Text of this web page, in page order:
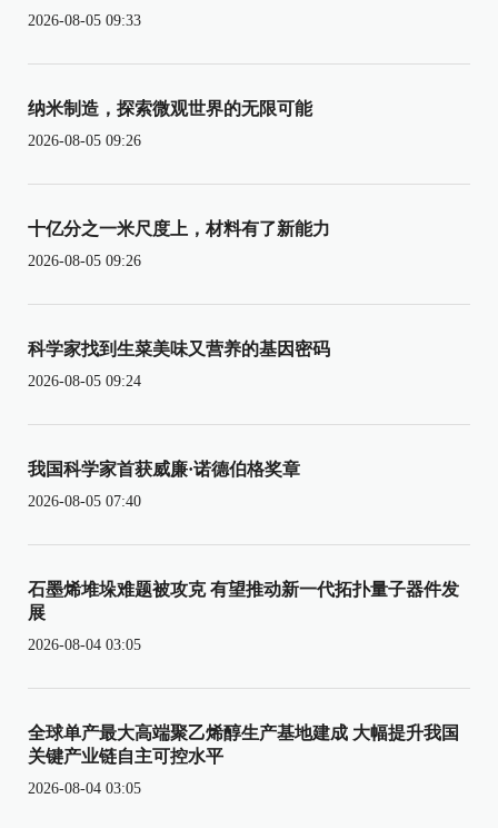
2026-08-05 09:33
纳米制造，探索微观世界的无限可能
2026-08-05 09:26
十亿分之一米尺度上，材料有了新能力
2026-08-05 09:26
科学家找到生菜美味又营养的基因密码
2026-08-05 09:24
我国科学家首获威廉·诺德伯格奖章
2026-08-05 07:40
石墨烯堆垛难题被攻克 有望推动新一代拓扑量子器件发
展
2026-08-04 03:05
全球单产最大高端聚乙烯醇生产基地建成 大幅提升我国
关键产业链自主可控水平
2026-08-04 03:05